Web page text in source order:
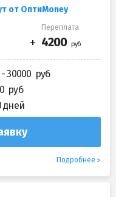
от ОптиMoney
Переплата
30000
дней
Подробнее